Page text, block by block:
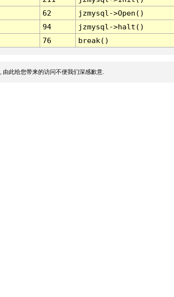
62
jzmysql->Open()
94
jzmysql->halt()
76 break()
此给您带来的访问不便我们深感歉意.